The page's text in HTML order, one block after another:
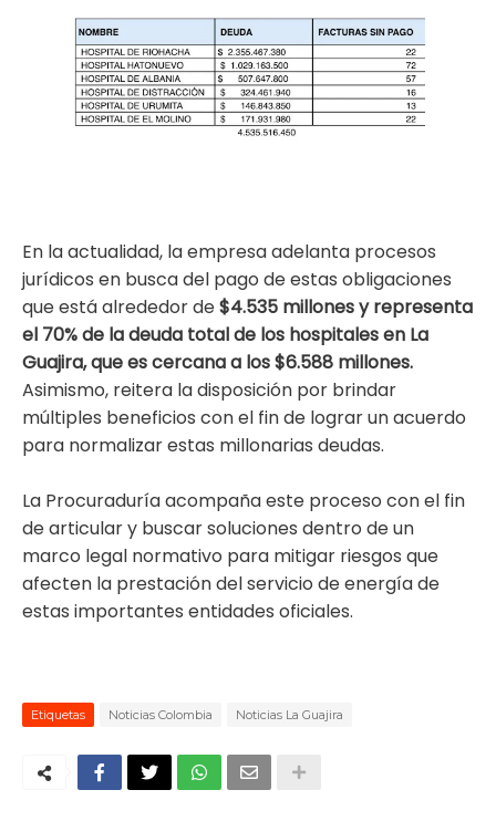
En la actualidad, la empresa adelanta procesos
jurídicos en busca del pago de estas obligaciones
que está alrededor de$4.535 millones y representa
el 70% de la deuda total de los hospitales en La
Guajira, que es cercana a los $6.588 millones.
Asimismo, reitera la disposición por brindar
múltiples beneficios con el fin de lograr un acuerdo
para normalizar estas millonarias deudas.
La Procuraduría acompaña este proceso con el fin
de articular y buscar soluciones dentro de un
marco legal normativo para mitigar riesgos que
afecten la prestación del servicio de energía de
estas importantes entidades oficiales.
Etiquetas Noticias Colombia Noticias La Guajira